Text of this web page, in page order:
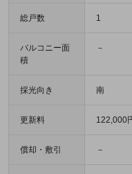
総戸数 1
バルコニー面
積
－
採光向き 南
更新料 122,000
償却・敷引 －